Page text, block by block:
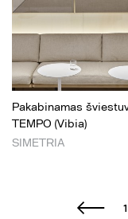
Pakabinamas
TEMPO (Vibia)
SIMETRIA
1